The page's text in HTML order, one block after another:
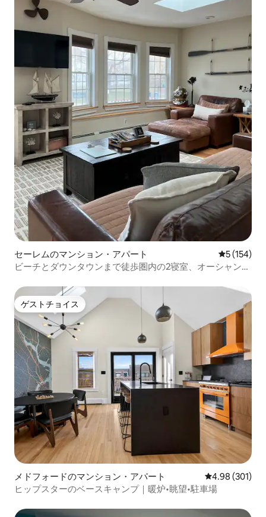
セーレムのマンション・アパート レビュー
5 (154)
ビーチとダウンタウンまで徒歩圏内の2寝室、オーシャンビ
ゲストチョイス
ゲストチョイス
メドフォードのマンション・アパート レビュー301
4.98 (301)
ヒップスターのベースキャンプ｜暖炉•眺望•駐車場